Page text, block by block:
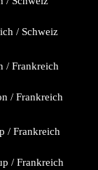
/ Schweiz
/ Frankreich
/ Frankreich